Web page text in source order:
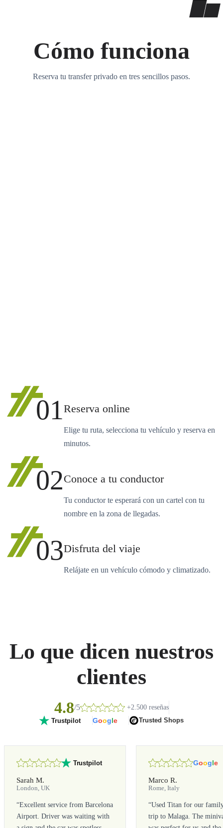
Cómo funciona
Reserva tu transfer privado en tres sencillos pasos.
01Reserva online
Elige tu ruta, selecciona tu vehículo y reserva en
minutos.
02Conoce a tu conductor
Tu conductor te esperará con un cartel con tu
nombre en la zona de llegadas.
03Disfruta del viaje
Relájate en un vehículo cómodo y climatizado.
Lo que dicen nuestros
clientes
4.8/5 +2.500 reseñas
Trustpilot Google Trusted Shops
Trustpilot
Sarah M.
London, UK
“Excellent service from Barcelona
Airport. Driver was waiting with
Google
Marco R.
Rome, Italy
“Used Titan for our
trip to Malaga. The